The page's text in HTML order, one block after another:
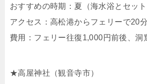
おすすめの時期：夏（海水浴とセット
アクセス：高松港からフェリーで20分
費用：フェリー往復1,000円前後、洞
★高屋神社（観音寺市）